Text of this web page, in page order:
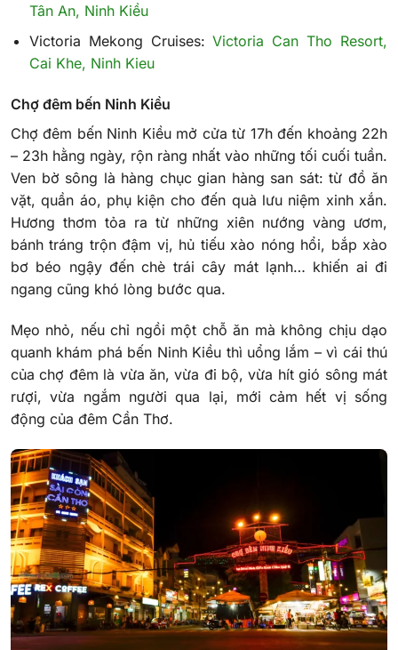
Tân An, Ninh Kiều
Victoria Mekong Cruises:Victoria Can Tho Resort,
Cai Khe, Ninh Kieu
Chợ đêm bến Ninh Kiều
Chợ đêm bến Ninh Kiều mở cửa từ 17h đến khoảng 22h
– 23h hằng ngày, rộn ràng nhất vào những tối cuối tuần.
Ven bờ sông là hàng chục gian hàng san sát: từ đồ ăn
vặt, quần áo, phụ kiện cho đến quà lưu niệm xinh xắn.
Hương thơm tỏa ra từ những xiên nướng vàng ươm,
bánh tráng trộn đậm vị, hủ tiếu xào nóng hổi, bắp xào
bơ béo ngậy đến chè trái cây mát lạnh… khiến ai đi
ngang cũng khó lòng bước qua.
Mẹo nhỏ, nếu chỉ ngồi một chỗ ăn mà không chịu dạo
quanh khám phá bến Ninh Kiều thì uổng lắm – vì cái thú
của chợ đêm là vừa ăn, vừa đi bộ, vừa hít gió sông mát
rượi, vừa ngắm người qua lại, mới cảm hết vị sống
động của đêm Cần Thơ.